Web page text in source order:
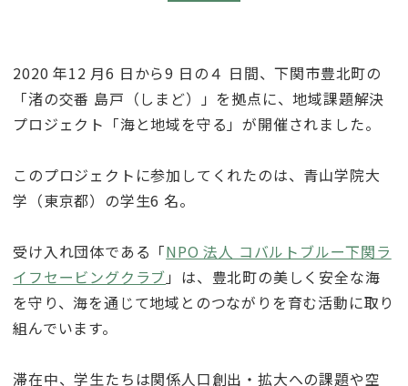
2020 年12 ⽉6 ⽇から9 ⽇の４ ⽇間、下関市豊北町の
「渚の交番 島⼾（しまど）」を拠点に、地域課題解決
プロジェクト「海と地域を守る」が開催されました。
このプロジェクトに参加してくれたのは、⻘⼭学院⼤
学（東京都）の学⽣6 名。
受け⼊れ団体である「NPO 法⼈ コバルトブルー下関ラ
イフセービングクラブ 」は、豊北町の美しく安全な海
を守り、海を通じて地域とのつながりを育む活動に取り
組んでいます。
滞在中、学⽣たちは関係⼈⼝創出・拡⼤への課題や空